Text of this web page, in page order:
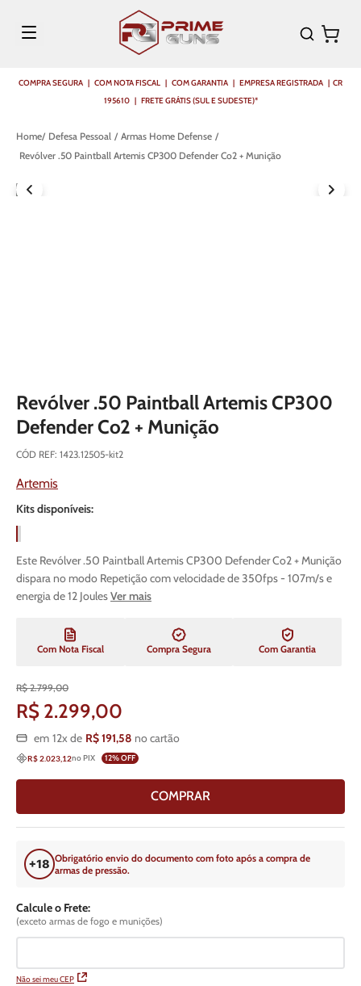
COMPRA SEGURA | COM NOTA FISCAL | COM GARANTIA | EMPRESA REGISTRADA | CR
195610 | FRETE GRÁTIS (SUL E SUDESTE)*
Defesa Pessoal
Armas Home Defense
Revólver .50 Paintball Artemis CP300 Defender Co2 + Munição
Revólver .50 Paintball Artemis CP300
Defender Co2 + Munição
CÓD REF: 1423.12505-kit2
Artemis
Kits disponíveis:
Este Revólver .50 Paintball Artemis CP300 Defender Co2 + Munição
dispara no modo Repetição com velocidade de 350fps - 107m/s e
energia de 12 JoulesVer mais
Com Nota Fiscal Compra Segura Com Garantia
R$ 2.799,00
R$ 2.299,00
em 12x de R$191,58 no cartão
R$ 2.023,12no PIX 12% OFF
COMPRAR
Obrigatório envio do documento com foto após a compra de
armas de pressão.
Calcule o Frete:
(exceto armas de fogo e munições)
Não sei meu CEP